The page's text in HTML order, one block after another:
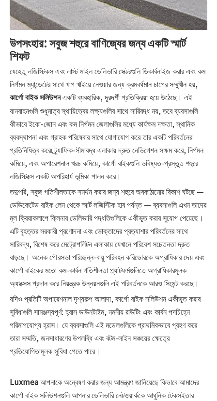
উপসংহার: সবুজ শহুরে বাণিজ্যের জন্য একটি স্মার্ট
শিফট
যেহেতু লজিস্টিকস এবং লাস্ট মাইল ডেলিভারি সেক্টরগুলি ডিকার্বনাইজ করার এবং কম
নির্গমন ম্যান্ডেটের সাথে খাপ খাইয়ে নেওয়ার জন্য ক্রমবর্ধমান চাপের সম্মুখীন হয়,
কার্গো বাইক সলিউশনএকটি ব্যবহারিক, দূরদর্শী প্রতিক্রিয়া হয়ে উঠেছে। এই
যানবাহনগুলি শুধুমাত্র স্থায়িত্বের লক্ষ্যগুলির সাথে সারিবদ্ধ নয়, তবে ব্যবসাগুলি
কীভাবে ইকো-জোন এবং কম নির্গমন জেলাগুলির মধ্যে কার্যক্ষম দক্ষতা, স্থানিক
ব্যবস্থাপনা এবং গ্রাহক পরিষেবার সাথে যোগাযোগ করে তার একটি পরিবর্তনের
প্রতিনিধিত্ব করে৷ ট্র্যাফিক-সীমাবদ্ধ এলাকায় দ্রুত নেভিগেশন সক্ষম করে, নির্গমন
কমিয়ে, এবং অপারেশনাল খরচ কমিয়ে, কার্গো বাইকগুলি ভবিষ্যত-প্রস্তুত শহুরে
লজিস্টিক্সে একটি অপরিহার্য ভূমিকা পালন করে।
তদুপরি, সবুজ গতিশীলতাকে সমর্থন করার জন্য শহুরে অবকাঠামোর বিকাশ ঘটছে —
ডেডিকেটেড বাইক লেন থেকে স্মার্ট লজিস্টিক হাব পর্যন্ত — ব্যবসাগুলি এখন তাদের
মূল ক্রিয়াকলাপে ক্লিনার ডেলিভারি পদ্ধতিগুলিকে একীভূত করার সুযোগ পেয়েছে।
এটি বৃহত্তর সরকারী প্রণোদনা এবং ভোক্তাদের প্রত্যাশার পরিবর্তনের সাথে
সারিবদ্ধ, বিশেষ করে মেট্রোপলিটন এলাকায় যেখানে পরিবেশ সচেতনতা দ্রুত
বাড়ছে। অনেক পৌরসভা পরিচ্ছন্ন-বায়ু পরিবহন করিডোরকে অগ্রাধিকার দেয় এবং
কার্গো বাইকের মতো কম-কার্বন গতিশীলতা প্ল্যাটফর্মগুলিতে অগ্রাধিকারমূলক
অ্যাক্সেস প্রদান করে নিয়ন্ত্রক উন্নয়নগুলি এই পরিবর্তনকে আরও সিমেন্ট করছে।
যদিও প্রতিটি অপারেশনাল দৃশ্যকল্প আলাদা, কার্গো বাইক সলিউশন একীভূত করার
সুবিধাগুলি সামঞ্জস্যপূর্ণ: হ্রাস ডাউনটাইম, নমনীয় রাউটিং এবং কার্বন পদচিহ্নে
পরিমাপযোগ্য হ্রাস। যে ব্যবসাগুলি এই মডেলগুলিকে প্রাথমিকভাবে গ্রহণ করে
তারা সম্মতি, জনসাধারণের উপলব্ধি এবং বটম-লাইন সঞ্চয়ের ক্ষেত্রে
প্রতিযোগিতামূলক সুবিধা পেতে পারে।
Luxmeaআপনাকে অন্বেষণ করার জন্য আমন্ত্রণ জানিয়েছে কিভাবে আমাদের
কার্গো বাইক সলিউশনগুলি আপনার ডেলিভারি নেটওয়ার্ককে আধুনিক টেকসইতার